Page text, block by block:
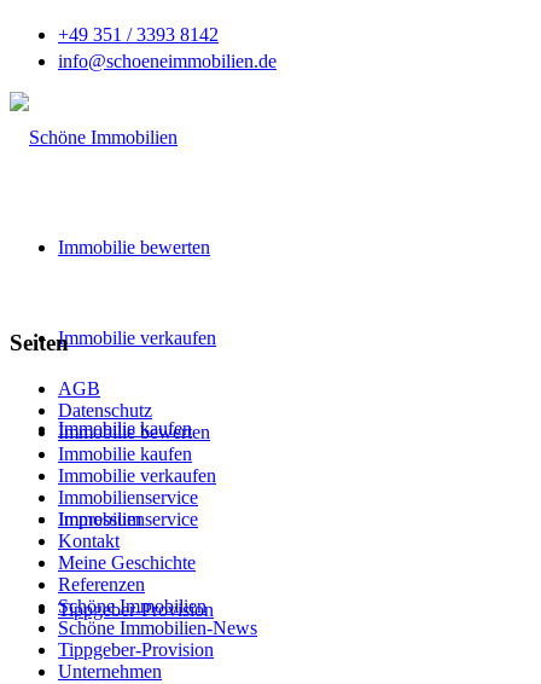
+49 351 / 3393 8142
info@schoeneimmobilien.de
Immobilie bewerten
Immobilie verkaufen
Immobilie kaufen
Immobilienservice
Tippgeber-Provision
Seiten
AGB
Datenschutz
Immobilie bewerten
Immobilie kaufen
Immobilie verkaufen
Immobilienservice
Impressum
Kontakt
Meine Geschichte
Referenzen
Schöne Immobilien
Schöne Immobilien-News
Tippgeber-Provision
Unternehmen